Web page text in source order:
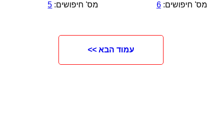
מס' חיפושים:6
מס' חיפושים: 5
עמוד הבא >>